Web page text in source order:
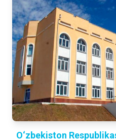
O‘zbekiston